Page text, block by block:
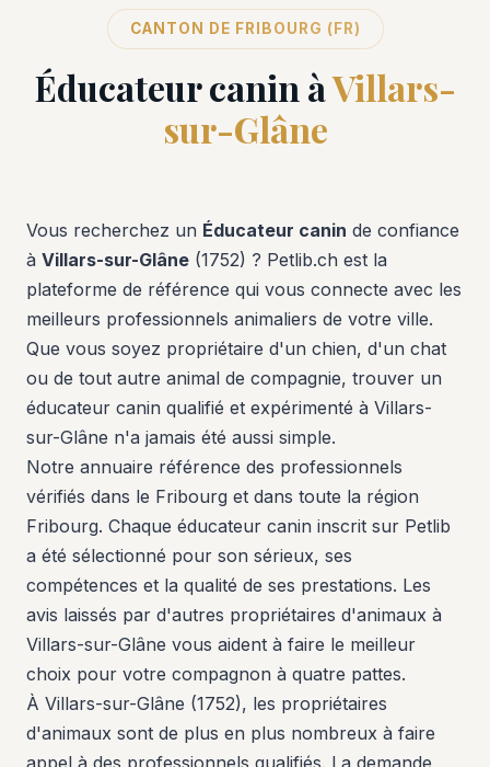
CANTON DE FRIBOURG (FR)
Éducateur canin àVillars-
sur-Glâne
Vous recherchez un Éducateur canin de confiance
à Villars-sur-Glâne (1752) ? Petlib.ch est la
plateforme de référence qui vous connecte avec les
meilleurs professionnels animaliers de votre ville.
Que vous soyez propriétaire d'un chien, d'un chat
ou de tout autre animal de compagnie, trouver un
éducateur canin qualifié et expérimenté à Villars-
sur-Glâne n'a jamais été aussi simple.
Notre annuaire référence des professionnels
vérifiés dans le Fribourg et dans toute la région
Fribourg. Chaque éducateur canin inscrit sur Petlib
a été sélectionné pour son sérieux, ses
compétences et la qualité de ses prestations. Les
avis laissés par d'autres propriétaires d'animaux à
Villars-sur-Glâne vous aident à faire le meilleur
choix pour votre compagnon à quatre pattes.
À Villars-sur-Glâne (1752), les propriétaires
d'animaux sont de plus en plus nombreux à faire
appel à des professionnels qualifiés. La demande